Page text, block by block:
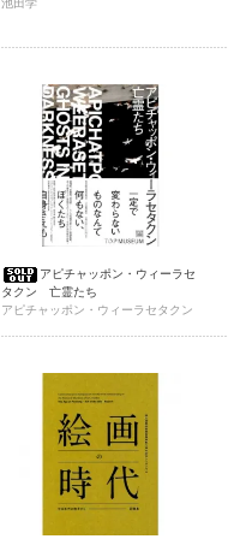
池田学
アピチャッポン・ウィーラセ
タクン 亡霊たち
アピチャッポン・ウィーラセタクン